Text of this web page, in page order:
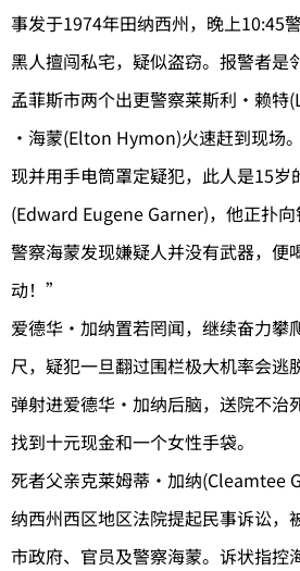
事发于1974年田纳西州，晚上10:45
黑人擅闯私宅，疑似盗窃。报警者是
孟菲斯市两个出更警察莱斯利·赖特
·海蒙(Elton Hymon)火速赶到现场
现并用手电筒罩定疑犯，此人是15
(Edward Eugene Garner)，他正扑向
警察海蒙发现嫌疑人并没有武器，
动！”
爱德华·加纳置若罔闻，继续奋力攀
尺，疑犯一旦翻过围栏极大机率会逃
弹射进爱德华·加纳后脑，送院不治
找到十元现金和一个女性手袋。
死者父亲克莱姆蒂·加纳(Cleamtee
纳西州西区地区法院提起民事诉讼，
市政府、官员及警察海蒙。诉状指控